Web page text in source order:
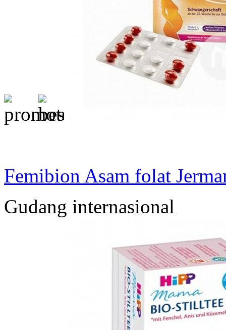
Femibion Asam folat
Gudang internasional